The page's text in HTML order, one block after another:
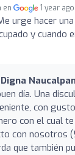
en 1 year ago
urge hacer
y cuando
día. Una
con
con el cual
con nosotros
que también